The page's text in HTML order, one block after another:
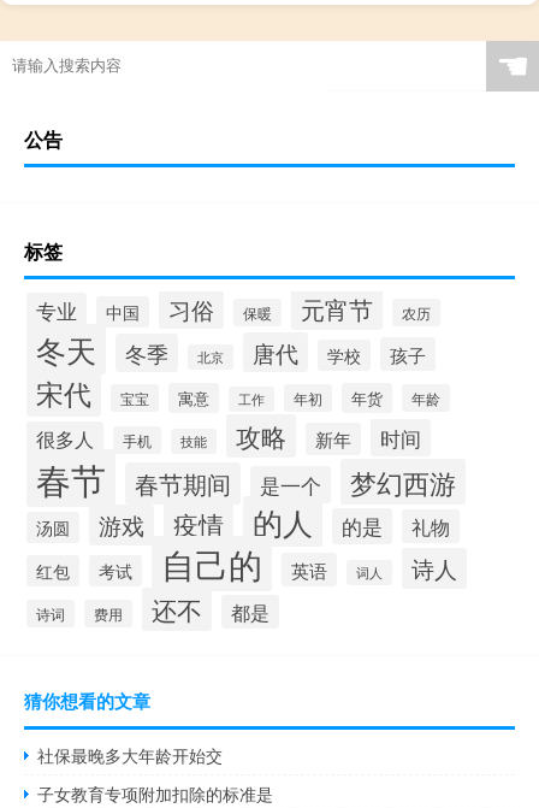
☚
公告
标签
专业 中国 习俗 保暖 元宵节 农历
冬天 冬季 北京 唐代 学校 孩子
宋代 宝宝 寓意 工作 年初 年货 年龄
很多人 手机 技能 攻略 新年 时间
春节 春节期间 是一个 梦幻西游
汤圆 游戏 疫情 的人 的是 礼物
红包 考试 自己的 英语 词人 诗人
诗词 费用 还不 都是
猜你想看的文章
社保最晚多大年龄开始交
子女教育专项附加扣除的标准是